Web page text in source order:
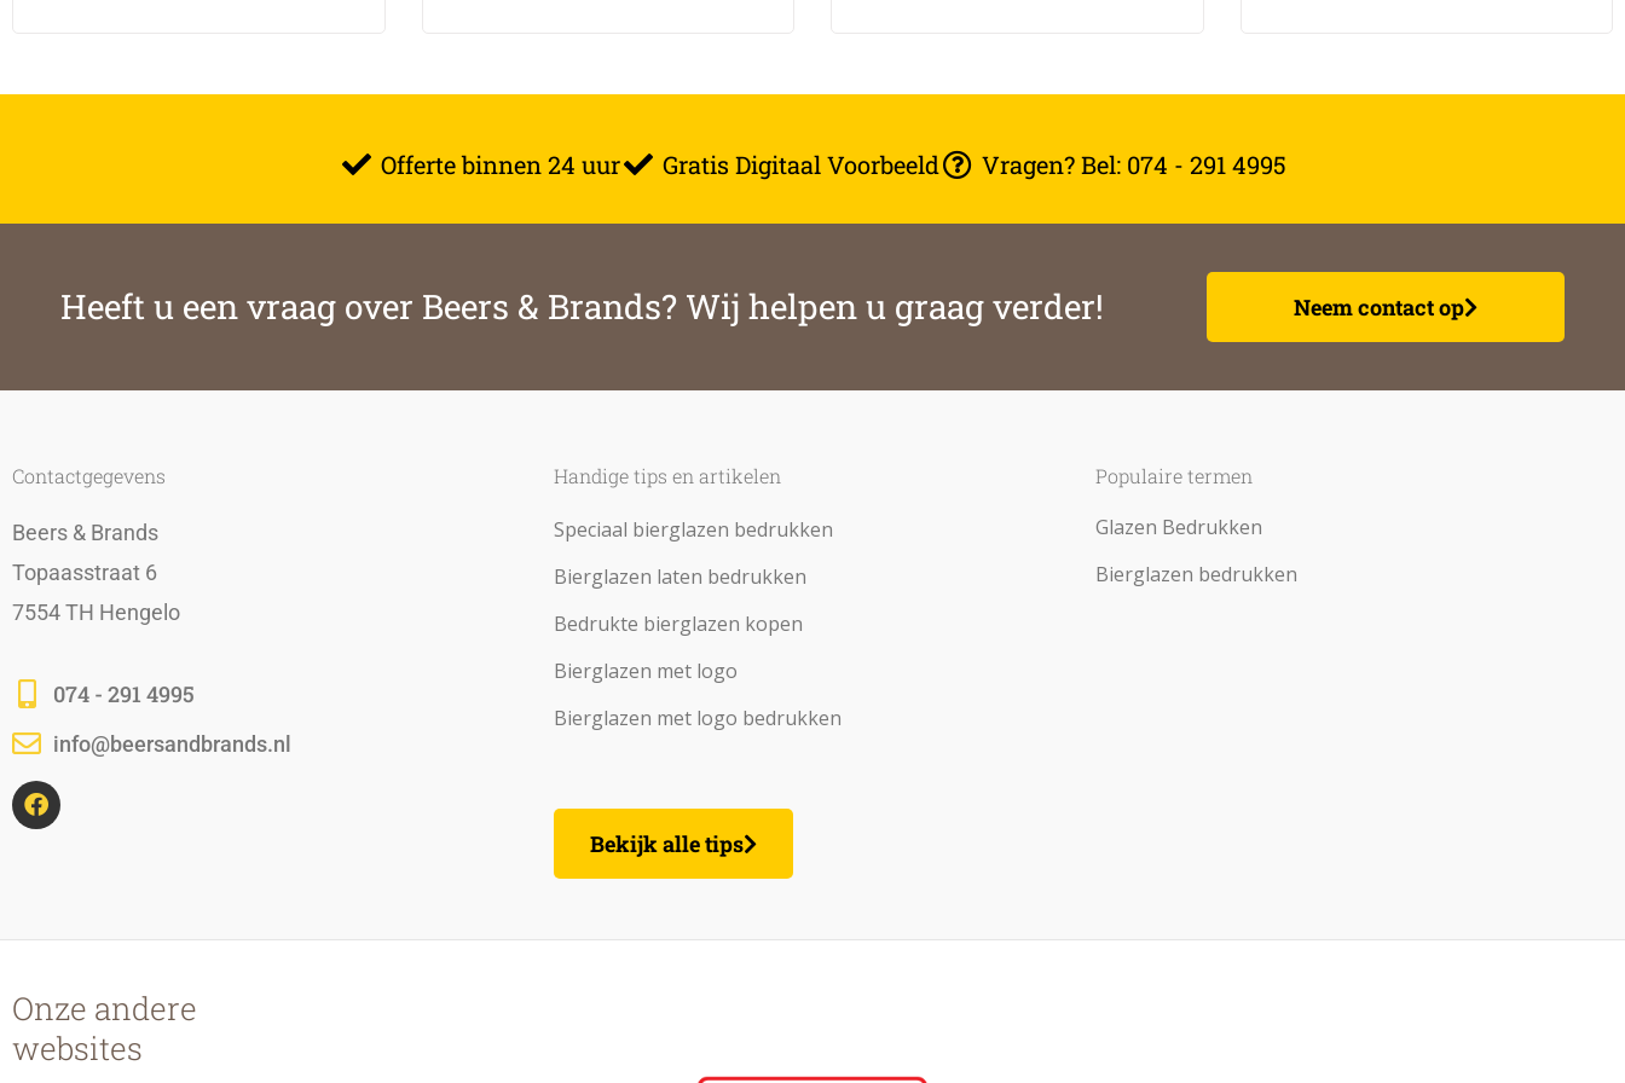
Offerte binnen 24 uur Gratis Digitaal Voorbeeld Vragen? Bel: 074 - 291 4995
Heeft u een vraag over Beers & Brands? Wij helpen u graag verder! Neem contact op
Contactgegevens
Beers & Brands
Topaasstraat 6
7554 TH Hengelo
074 - 291 4995
info@beersandbrands.nl
F
a
c
k
Handige tips en artikelen
Speciaal bierglazen bedrukken
Bierglazen laten bedrukken
Bedrukte bierglazen kopen
Bierglazen met logo
Bierglazen met logo bedrukken
Bekijk alle tips
Populaire termen
Glazen Bedrukken
Bierglazen bedrukken
Onze andere
websites